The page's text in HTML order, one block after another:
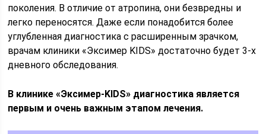
поколения. В отличие от атропина, они безвредны и
легко переносятся. Даже если понадобится более
углубленная диагностика с расширенным зрачком,
врачам клиники «Эксимер KIDS» достаточно будет 3-х
дневного обследования.
В клинике «Эксимер-KIDS» диагностика является
первым и очень важным этапом лечения.